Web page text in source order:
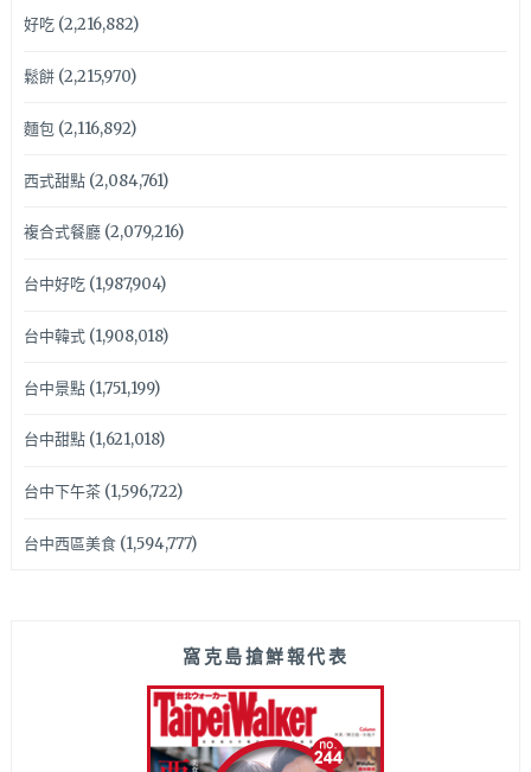
好吃(2,216,882)
鬆餅(2,215,970)
麵包(2,116,892)
西式甜點(2,084,761)
複合式餐廳(2,079,216)
台中好吃(1,987,904)
台中韓式(1,908,018)
台中景點(1,751,199)
台中甜點(1,621,018)
台中下午茶(1,596,722)
台中西區美食(1,594,777)
窩克島搶鮮報代表